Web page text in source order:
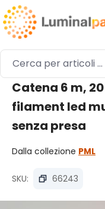
Passa al contenuto
Catena 6 m,
filament led
senza presa
Dalla collezione PML
SKU: 66243